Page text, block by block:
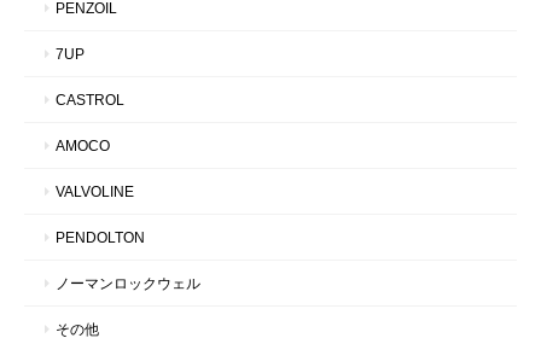
PENZOIL
7UP
CASTROL
AMOCO
VALVOLINE
PENDOLTON
ノーマンロックウェル
その他